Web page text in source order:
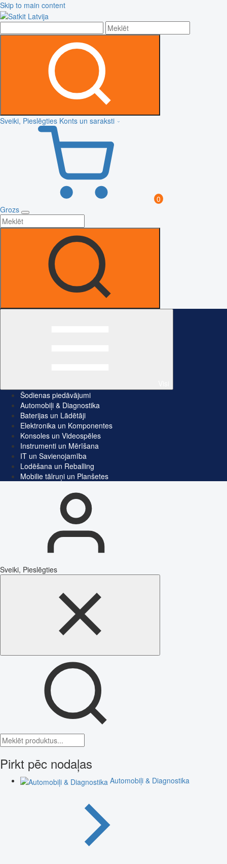
Skip to main content
Sveiki, Pieslēgties Konts un saraksti
0
Grozs
Šodienas piedāvājumi
Automobiļi & Diagnostika
Baterijas un Lādētāji
Elektronika un Komponentes
Konsoles un Videospēles
Instrumenti un Mērīšana
IT un Savienojamība
Lodēšana un Reballing
Mobilie tālruņi un Planšetes
Sveiki, Pieslēgties
Pirkt pēc nodaļas
Automobiļi & Diagnostika